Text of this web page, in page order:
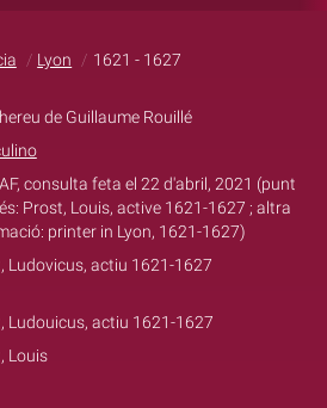
Lyon 1621 - 1627
de Guillaume Rouillé
consulta feta el 22 d'abril, 2021 (punt
Prost, Louis, active 1621-1627 ; altra
printer in Lyon, 1621-1627)
Ludovicus, actiu 1621-1627
Ludouicus, actiu 1621-1627
Louis